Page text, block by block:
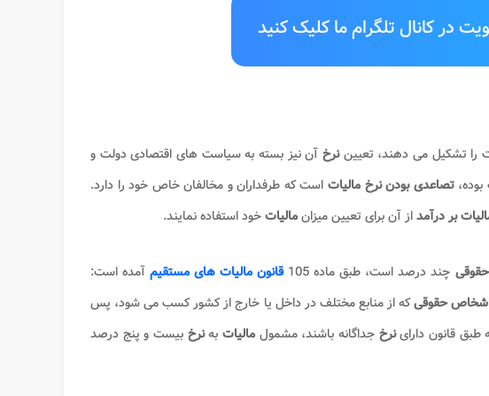
در کانال تلگرام ما کلیک کنید
را تشکیل می دهند، تعییننرخ آن نیز بسته به سیاست های اقتصادی دولت و
تصاعدی بودن نرخ مالیاتاست که طرفداران و مخالفان خاص خود را دارد.
بر درآمداز آن برای تعیین میزانمالیاتخود استفاده نمایند.
چند درصد است، طبق ماده 105 قانون مالیات های مستقیمآمده است:
حقوقیکه از منابع مختلف در داخل یا خارج از کشور کسب می شود، پس
طبق قانون داراینرخ جداگانه باشند، مشمولمالیات بهنرخ بیست و پنج درصد